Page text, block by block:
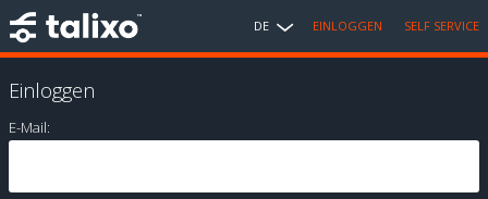
DE EINLOGGEN SELF SERVICE
Einloggen
E-Mail: